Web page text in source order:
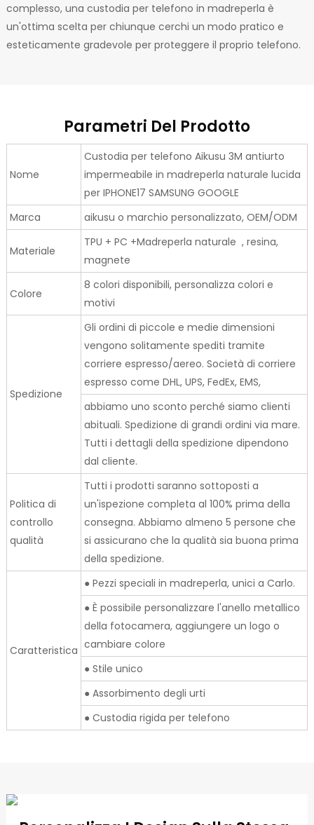
complesso, una custodia per telefono in madreperla è
un'ottima scelta per chiunque cerchi un modo pratico e
esteticamente gradevole per proteggere il proprio telefono.
Parametri Del Prodotto
Nome
Custodia per telefono Aikusu 3M antiurto
impermeabile in madreperla naturale lucida
per IPHONE17 SAMSUNG GOOGLE
Marca
aikusu o marchio personalizzato, OEM/ODM
Materiale
TPU + PC +Madreperla naturale , resina,
magnete
Colore
8 colori disponibili, personalizza colori e
motivi
Spedizione
Gli ordini di piccole e medie dimensioni
vengono solitamente spediti tramite
corriere espresso/aereo. Società di corriere
espresso come DHL, UPS, FedEx, EMS,
abbiamo uno sconto perché siamo clienti
abituali. Spedizione di grandi ordini via mare.
Tutti i dettagli della spedizione dipendono
dal cliente.
Politica di
controllo
qualità
Tutti i prodotti saranno sottoposti a
un'ispezione completa al 100% prima della
consegna. Abbiamo almeno 5 persone che
si assicurano che la qualità sia buona prima
della spedizione.
Caratteristica
● Pezzi speciali in madreperla, unici a Carlo.
● È possibile personalizzare l'anello metallico
della fotocamera, aggiungere un logo o
cambiare colore
● Stile unico
● Assorbimento degli urti
● Custodia rigida per telefono